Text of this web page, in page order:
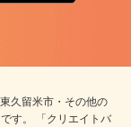
久留米市・その他の
す。 「クリエイトバ